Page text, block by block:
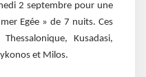
2 septembre pour une
Egée » de 7 nuits. Ces
Kusadasi,
et Milos.